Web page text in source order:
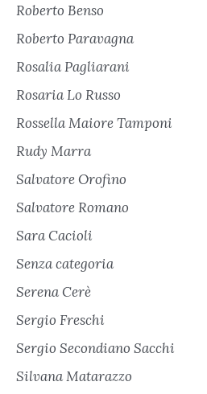
Roberto Benso
Roberto Paravagna
Rosalia Pagliarani
Rosaria Lo Russo
Rossella Maiore Tamponi
Rudy Marra
Salvatore Orofino
Salvatore Romano
Sara Cacioli
Senza categoria
Serena Cerè
Sergio Freschi
Sergio Secondiano Sacchi
Silvana Matarazzo